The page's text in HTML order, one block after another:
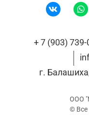
+ 7 (903)
г.
ООО
©️